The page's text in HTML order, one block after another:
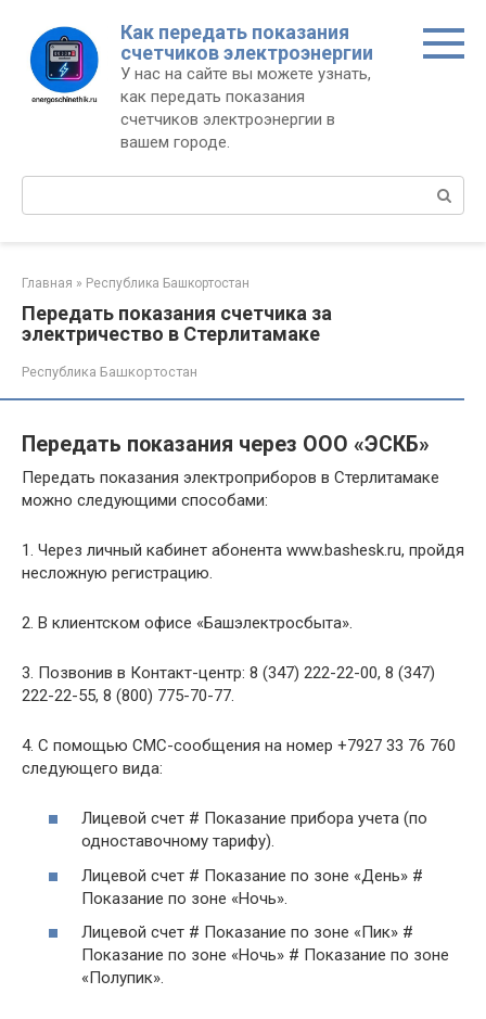
контенту
Как передать показания
счетчиков электроэнергии
У нас на сайте вы можете узнать,
как передать показания
счетчиков электроэнергии в
вашем городе.
Поиск:
Главная » Республика Башкортостан
Передать показания счетчика за
электричество в Стерлитамаке
Республика Башкортостан
Передать показания через OOO «ЭСКБ»
Передать показания электроприборов в Стерлитамаке
можно следующими способами:
1. Через личный кабинет абонента www.bashesk.ru, пройдя
несложную регистрацию.
2. В клиентском офисе «Башэлектросбыта».
3. Позвонив в Контакт-центр: 8 (347) 222-22-00, 8 (347)
222-22-55, 8 (800) 775-70-77.
4. С помощью СМС-сообщения на номер +7927 33 76 760
следующего вида:
Лицевой счет # Показание прибора учета (по
одноставочному тарифу).
Лицевой счет # Показание по зоне «День» #
Показание по зоне «Ночь».
Лицевой счет # Показание по зоне «Пик» #
Показание по зоне «Ночь» # Показание по зоне
«Полупик».